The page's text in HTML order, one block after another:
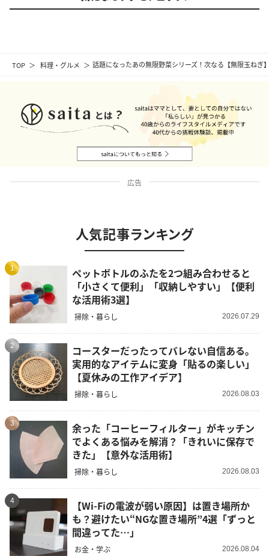
TOP 料理・グルメ 話題になったあの無限野菜シリーズ！次なる【無限玉ね
広告
人気記事ランキング
1
ペットボトルのふたを2つ組み合わせると
「小さくて便利」「収納しやすい」【便利
な活用術3選】
掃除・暮らし 2026.07.29
2
コースターだったってバレない自信ある。
実用的なアイテムに変身「貼るの楽しい」
【夏休みの工作アイデア】
掃除・暮らし 2026.08.03
3
余った「コーヒーフィルター」がキッチン
でよくある悩みを解消？「きれいに保存で
きた」【意外な活用術】
掃除・暮らし 2026.08.03
4
【Wi-Fiの電波が弱い原因】は置き場所か
も？避けたい“NGな置き場所”4選「ずっと
間違ってた…」
お金・学ぶ 2026.08.04